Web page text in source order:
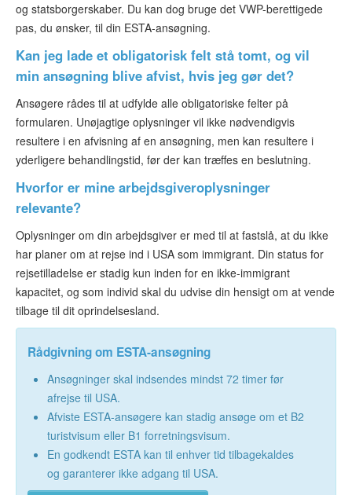
og statsborgerskaber. Du kan dog bruge det VWP-berettigede
pas, du ønsker, til din ESTA-ansøgning.
Kan jeg lade et obligatorisk felt stå tomt, og vil
min ansøgning blive afvist, hvis jeg gør det?
Ansøgere rådes til at udfylde alle obligatoriske felter på
formularen. Unøjagtige oplysninger vil ikke nødvendigvis
resultere i en afvisning af en ansøgning, men kan resultere i
yderligere behandlingstid, før der kan træffes en beslutning.
Hvorfor er mine arbejdsgiveroplysninger
relevante?
Oplysninger om din arbejdsgiver er med til at fastslå, at du ikke
har planer om at rejse ind i USA som immigrant. Din status for
rejsetilladelse er stadig kun inden for en ikke-immigrant
kapacitet, og som individ skal du udvise din hensigt om at vende
tilbage til dit oprindelsesland.
Rådgivning om ESTA-ansøgning
Ansøgninger skal indsendes mindst 72 timer før
afrejse til USA.
Afviste ESTA-ansøgere kan stadig ansøge om et B2
turistvisum eller B1 forretningsvisum.
En godkendt ESTA kan til enhver tid tilbagekaldes
og garanterer ikke adgang til USA.